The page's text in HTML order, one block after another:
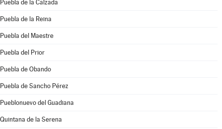
Puebla de la Calzada
Puebla de la Reina
Puebla del Maestre
Puebla del Prior
Puebla de Obando
Puebla de Sancho Pérez
Pueblonuevo del Guadiana
Quintana de la Serena